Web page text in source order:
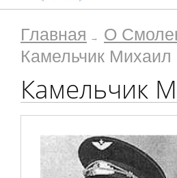
Главная О
Камельчик Михаил
Камельчик